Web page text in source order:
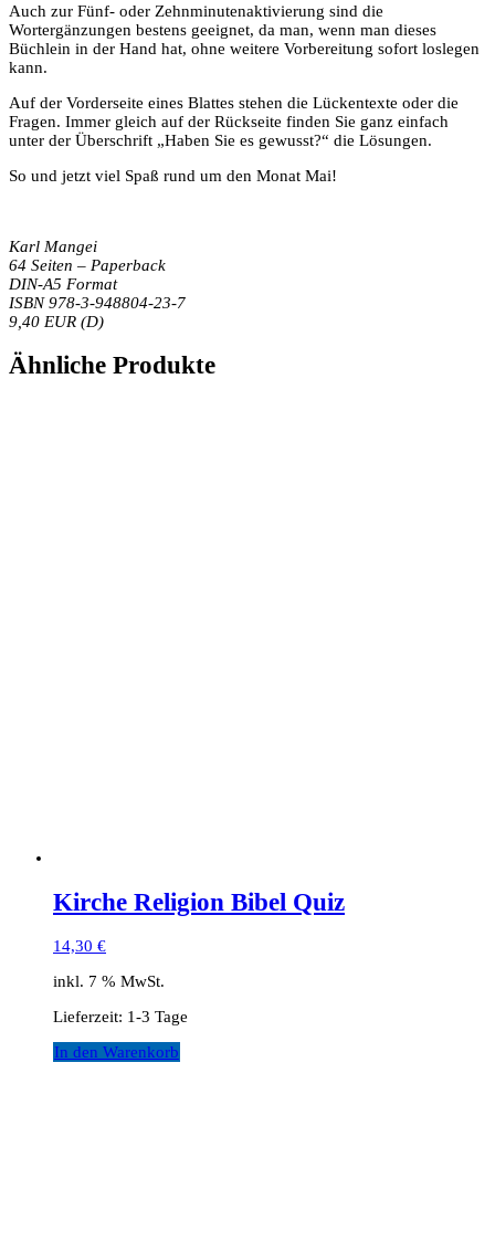
Auch zur Fünf- oder Zehnminutenaktivierung sind die
Wortergänzungen bestens geeignet, da man, wenn man dieses
Büchlein in der Hand hat, ohne weitere Vorbereitung sofort loslegen
kann.
Auf der Vorderseite eines Blattes stehen die Lückentexte oder die
Fragen. Immer gleich auf der Rückseite finden Sie ganz einfach
unter der Überschrift „Haben Sie es gewusst?“ die Lösungen.
So und jetzt viel Spaß rund um den Monat Mai!
Karl Mangei
64 Seiten – Paperback
DIN-A5 Format
ISBN 978-3-948804-23-7
9,40 EUR (D)
Ähnliche Produkte
Kirche Religion Bibel Quiz
14,30 €
inkl. 7 % MwSt.
Lieferzeit: 1-3 Tage
In den Warenkorb